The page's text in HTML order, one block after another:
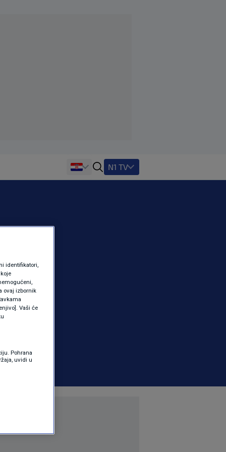
N1 TV
identifikatori,
ovaj izbornik
Vaši će
Pohrana
uvidi u